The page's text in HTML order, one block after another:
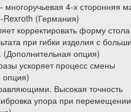
4-х сторонняя
Rexroth (Германия)
корректировать форму
при гибки изделия с
опция)
ускоряет процесс смены
опция)
Высокая точность
упора при перемещении